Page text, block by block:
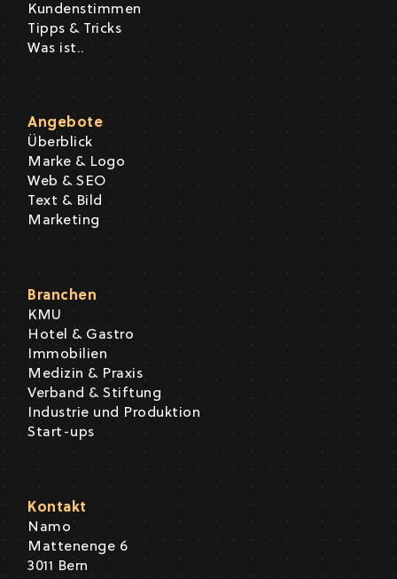
Kundenstimmen
Tipps & Tricks
Was ist..
Angebote
Überblick
Marke & Logo
Web & SEO
Text & Bild
Marketing
Branchen
KMU
Hotel & Gastro
Immobilien
Medizin & Praxis
Verband & Stiftung
Industrie und Produktion
Start-ups
Kontakt
Namo
Mattenenge 6
3011 Bern